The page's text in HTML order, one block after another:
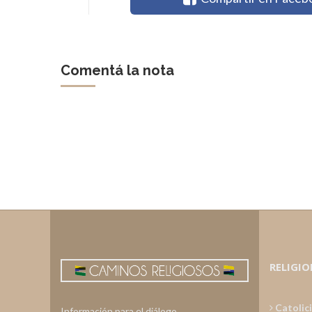
Comentá la nota